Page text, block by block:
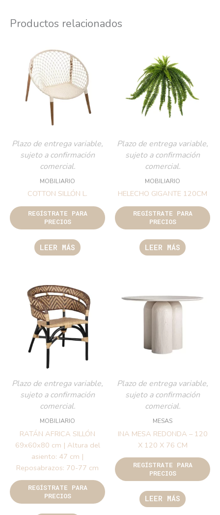
Productos relacionados
Plazo de entrega variable,
sujeto a confirmación
comercial.
MOBILIARIO
COTTON SILLÓN L.
REGÍSTRATE PARA
PRECIOS
LEER MÁS
Plazo de entrega variable,
sujeto a confirmación
comercial.
MOBILIARIO
HELECHO GIGANTE 120CM
REGÍSTRATE PARA
PRECIOS
LEER MÁS
Plazo de entrega variable,
sujeto a confirmación
comercial.
MOBILIARIO
RATÁN AFRICA SILLÓN
69x60x80 cm | Altura del
asiento: 47 cm |
Reposabrazos: 70-77 cm
REGÍSTRATE PARA
PRECIOS
Plazo de entrega variable,
sujeto a confirmación
comercial.
MESAS
INA MESA REDONDA – 120
X 120 X 76 CM
REGÍSTRATE PARA
PRECIOS
LEER MÁS